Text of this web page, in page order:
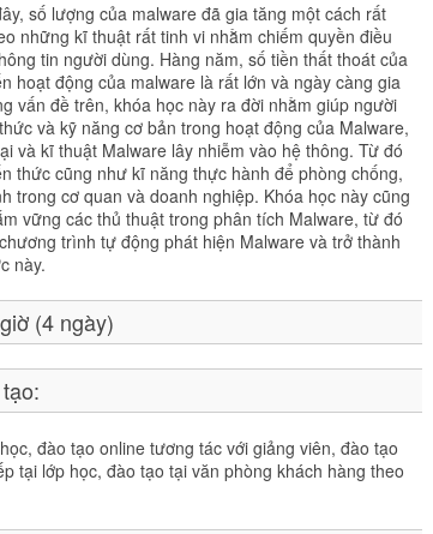
số lượng của malware đã gia tăng một cách rất
những kĩ thuật rất tinh vi nhằm chiếm quyền điều
tin người dùng. Hàng năm, số tiền thất thoát của
hoạt động của malware là rất lớn và ngày càng gia
vấn đề trên, khóa học này ra đời nhằm giúp người
và kỹ năng cơ bản trong hoạt động của Malware,
và kĩ thuật Malware lây nhiễm vào hệ thông. Từ đó
thức cũng như kĩ năng thực hành để phòng chống,
trong cơ quan và doanh nghiệp. Khóa học này cũng
vững các thủ thuật trong phân tích Malware, từ đó
trình tự động phát hiện Malware và trở thành
này.
(4 ngày)
đào tạo online tương tác với giảng viên, đào tạo
tại lớp học, đào tạo tại văn phòng khách hàng theo